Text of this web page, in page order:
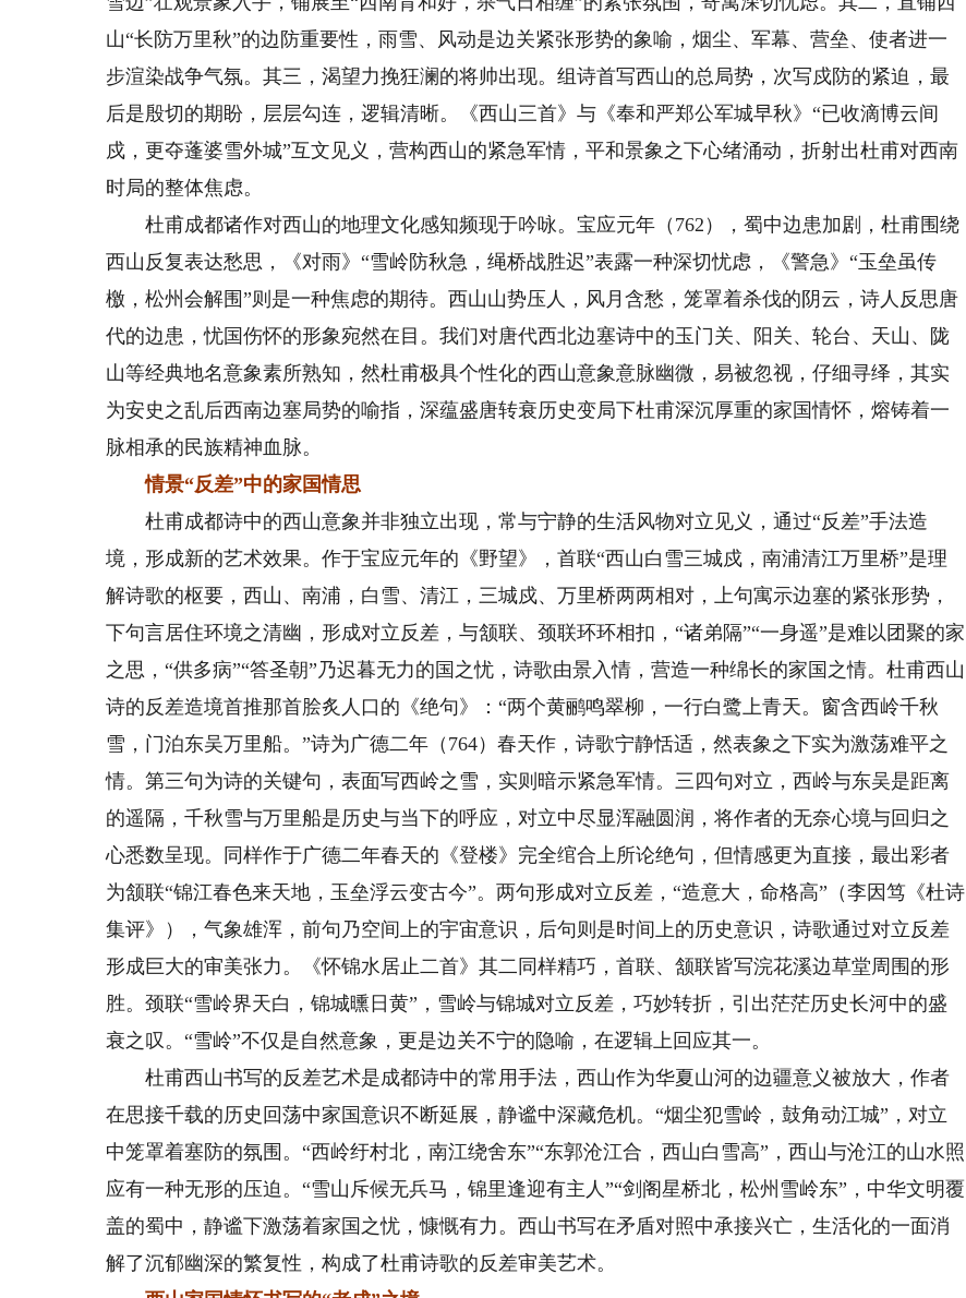
山“长防万里秋”的边防重要性，雨雪、风动是边关紧张形势的象喻，烟尘、军幕、营垒、使者进一
步渲染战争气氛。其三，渴望力挽狂澜的将帅出现。组诗首写西山的总局势，次写戍防的紧迫，最
后是殷切的期盼，层层勾连，逻辑清晰。《西山三首》与《奉和严郑公军城早秋》“已收滴博云间
戍，更夺蓬婆雪外城”互文见义，营构西山的紧急军情，平和景象之下心绪涌动，折射出杜甫对西南
时局的整体焦虑。
杜甫成都诸作对西山的地理文化感知频现于吟咏。宝应元年（762），蜀中边患加剧，杜甫围绕
西山反复表达愁思，《对雨》“雪岭防秋急，绳桥战胜迟”表露一种深切忧虑，《警急》“玉垒虽传
檄，松州会解围”则是一种焦虑的期待。西山山势压人，风月含愁，笼罩着杀伐的阴云，诗人反思唐
代的边患，忧国伤怀的形象宛然在目。我们对唐代西北边塞诗中的玉门关、阳关、轮台、天山、陇
山等经典地名意象素所熟知，然杜甫极具个性化的西山意象意脉幽微，易被忽视，仔细寻绎，其实
为安史之乱后西南边塞局势的喻指，深蕴盛唐转衰历史变局下杜甫深沉厚重的家国情怀，熔铸着一
脉相承的民族精神血脉。
情景“反差”中的家国情思
杜甫成都诗中的西山意象并非独立出现，常与宁静的生活风物对立见义，通过“反差”手法造
境，形成新的艺术效果。作于宝应元年的《野望》，首联“西山白雪三城戍，南浦清江万里桥”是理
解诗歌的枢要，西山、南浦，白雪、清江，三城戍、万里桥两两相对，上句寓示边塞的紧张形势，
下句言居住环境之清幽，形成对立反差，与颔联、颈联环环相扣，“诸弟隔”“一身遥”是难以团聚的家
之思，“供多病”“答圣朝”乃迟暮无力的国之忧，诗歌由景入情，营造一种绵长的家国之情。杜甫西山
诗的反差造境首推那首脍炙人口的《绝句》：“两个黄鹂鸣翠柳，一行白鹭上青天。窗含西岭千秋
雪，门泊东吴万里船。”诗为广德二年（764）春天作，诗歌宁静恬适，然表象之下实为激荡难平之
情。第三句为诗的关键句，表面写西岭之雪，实则暗示紧急军情。三四句对立，西岭与东吴是距离
的遥隔，千秋雪与万里船是历史与当下的呼应，对立中尽显浑融圆润，将作者的无奈心境与回归之
心悉数呈现。同样作于广德二年春天的《登楼》完全绾合上所论绝句，但情感更为直接，最出彩者
为颔联“锦江春色来天地，玉垒浮云变古今”。两句形成对立反差，“造意大，命格高”（李因笃《杜诗
集评》），气象雄浑，前句乃空间上的宇宙意识，后句则是时间上的历史意识，诗歌通过对立反差
形成巨大的审美张力。《怀锦水居止二首》其二同样精巧，首联、颔联皆写浣花溪边草堂周围的形
胜。颈联“雪岭界天白，锦城曛日黄”，雪岭与锦城对立反差，巧妙转折，引出茫茫历史长河中的盛
衰之叹。“雪岭”不仅是自然意象，更是边关不宁的隐喻，在逻辑上回应其一。
杜甫西山书写的反差艺术是成都诗中的常用手法，西山作为华夏山河的边疆意义被放大，作者
在思接千载的历史回荡中家国意识不断延展，静谧中深藏危机。“烟尘犯雪岭，鼓角动江城”，对立
中笼罩着塞防的氛围。“西岭纡村北，南江绕舍东”“东郭沧江合，西山白雪高”，西山与沧江的山水照
应有一种无形的压迫。“雪山斥候无兵马，锦里逢迎有主人”“剑阁星桥北，松州雪岭东”，中华文明覆
盖的蜀中，静谧下激荡着家国之忧，慷慨有力。西山书写在矛盾对照中承接兴亡，生活化的一面消
解了沉郁幽深的繁复性，构成了杜甫诗歌的反差审美艺术。